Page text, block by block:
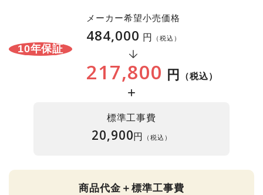
10年保証
メーカー希望小売価格
484,000 円 （税込）
217,800 円 （税込）
+
標準工事費
20,900円 （税込）
商品代金＋標準工事費